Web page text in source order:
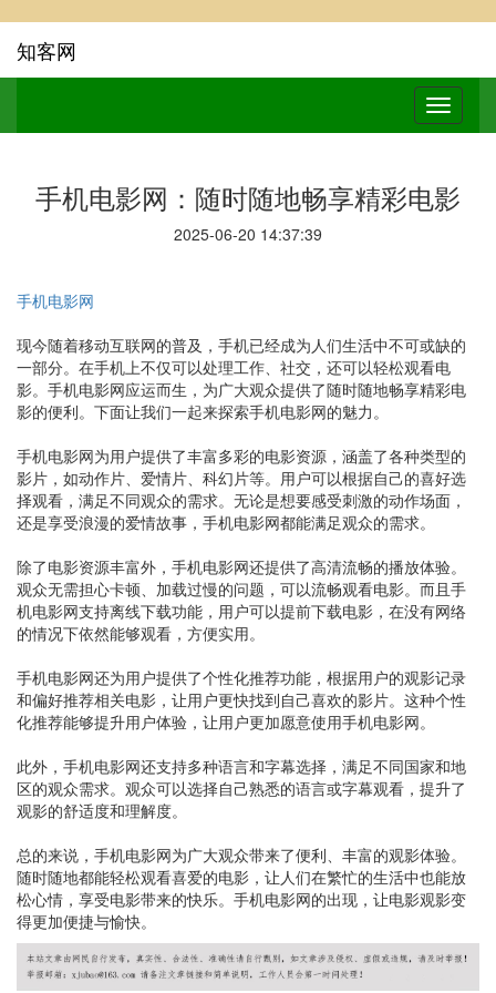
知客网
手机电影网：随时随地畅享精彩电影
2025-06-20 14:37:39
手机电影网
现今随着移动互联网的普及，手机已经成为人们生活中不可或缺的
一部分。在手机上不仅可以处理工作、社交，还可以轻松观看电
影。手机电影网应运而生，为广大观众提供了随时随地畅享精彩电
影的便利。下面让我们一起来探索手机电影网的魅力。
手机电影网为用户提供了丰富多彩的电影资源，涵盖了各种类型的
影片，如动作片、爱情片、科幻片等。用户可以根据自己的喜好选
择观看，满足不同观众的需求。无论是想要感受刺激的动作场面，
还是享受浪漫的爱情故事，手机电影网都能满足观众的需求。
除了电影资源丰富外，手机电影网还提供了高清流畅的播放体验。
观众无需担心卡顿、加载过慢的问题，可以流畅观看电影。而且手
机电影网支持离线下载功能，用户可以提前下载电影，在没有网络
的情况下依然能够观看，方便实用。
手机电影网还为用户提供了个性化推荐功能，根据用户的观影记录
和偏好推荐相关电影，让用户更快找到自己喜欢的影片。这种个性
化推荐能够提升用户体验，让用户更加愿意使用手机电影网。
此外，手机电影网还支持多种语言和字幕选择，满足不同国家和地
区的观众需求。观众可以选择自己熟悉的语言或字幕观看，提升了
观影的舒适度和理解度。
总的来说，手机电影网为广大观众带来了便利、丰富的观影体验。
随时随地都能轻松观看喜爱的电影，让人们在繁忙的生活中也能放
松心情，享受电影带来的快乐。手机电影网的出现，让电影观影变
得更加便捷与愉快。